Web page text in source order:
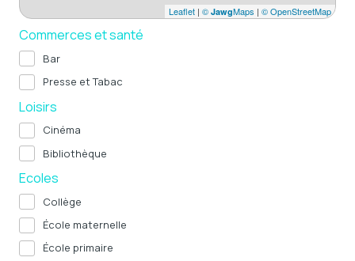
Leaflet | © JawgMaps | © OpenStreetMap
Commerces et santé
Bar
Presse et Tabac
Loisirs
Cinéma
Bibliothèque
Ecoles
Collège
École maternelle
École primaire